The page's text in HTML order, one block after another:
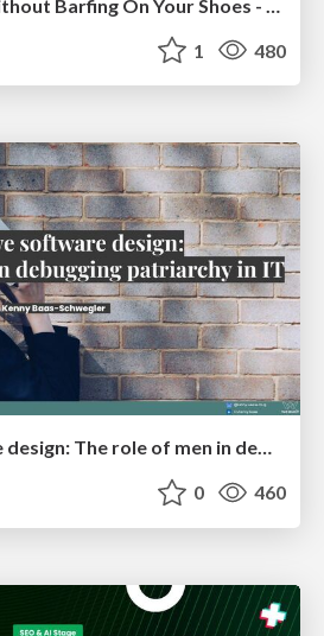
1 480
Effective software design: The role of men in debugging patriarchy in IT @ Voxxed Days AMS
0 460